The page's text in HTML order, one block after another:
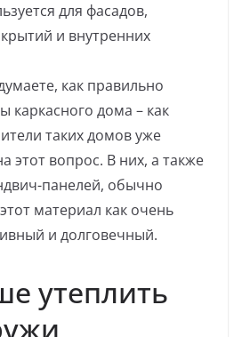
для фасадов,
и внутренних
как правильно
каркасного дома – как
таких домов уже
этот вопрос. В них, а также
панелей, обычно
материал как очень
и долговечный.
утеплить